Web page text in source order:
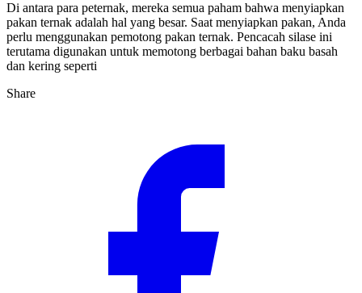
Di antara para peternak, mereka semua paham bahwa menyiapkan
pakan ternak adalah hal yang besar. Saat menyiapkan pakan, Anda
perlu menggunakan pemotong pakan ternak. Pencacah silase ini
terutama digunakan untuk memotong berbagai bahan baku basah
dan kering seperti
Share